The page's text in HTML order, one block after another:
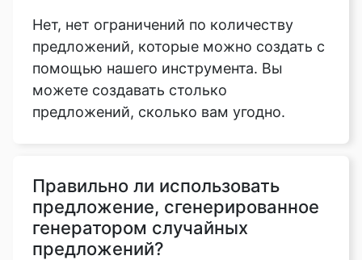
Нет, нет ограничений по количеству
предложений, которые можно создать с
помощью нашего инструмента. Вы
можете создавать столько
предложений, сколько вам угодно.
Правильно ли использовать
предложение, сгенерированное
генератором случайных
предложений?